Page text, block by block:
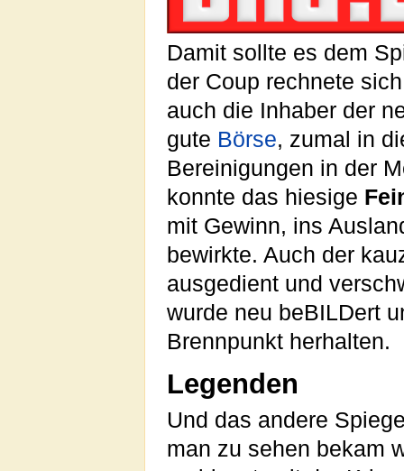
Damit sollte es dem
der Coup rechnete
auch die Inhaber der
gute Börse, zumal in
Bereinigungen in der
konnte das hiesige
mit Gewinn, ins
bewirkte. Auch der
ausgedient und
wurde neu beBILDert
Brennpunkt herhalten.
Legenden
Und das andere
man zu sehen bekam